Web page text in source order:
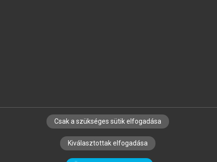
SZERZŐKNEK CÉGEKNEK KÖNYVTÁROSOKNAK
SZERKESZTÉSI ÉS LEKTORÁLÁSI ALAPELVEK
Csak a szükséges sütik elfogadása
Kiválasztottak elfogadása